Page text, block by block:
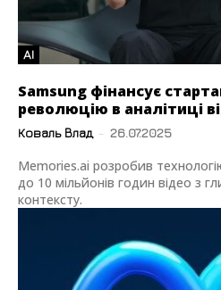
AI
Samsung фінансує
революцію в аналітиці
Коваль Влад - 26.07.2025
Memories.ai розробив
до 10 мільйонів годин відео з
контексту.